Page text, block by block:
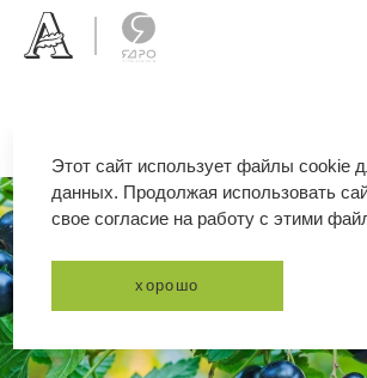
Этот сайт использует файлы cookie
данных. Продолжая использовать
свое согласие на работу с этими
хорошо